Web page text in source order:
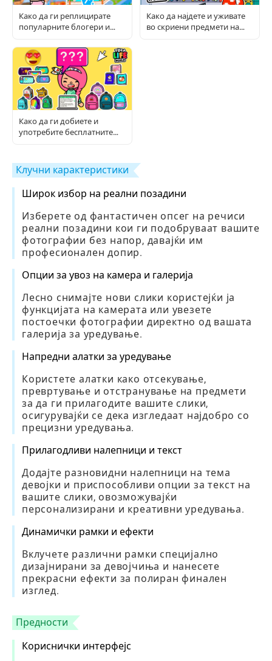
Како да ги реплицирате
популарните блогери и
Како да најдете и уживате
во скриени предмети на
Како да ги добиете и
употребите бесплатните
Клучни карактеристики
Широк избор на реални позадини
Изберете од фантастичен опсег на речиси
реални позадини кои ги подобруваат вашите
фотографии без напор, давајќи им
професионален допир.
Опции за увоз на камера и галерија
Лесно снимајте нови слики користејќи ја
функцијата на камерата или увезете
постоечки фотографии директно од вашата
галерија за уредување.
Напредни алатки за уредување
Користете алатки како отсекување,
превртување и отстранување на предмети
за да ги прилагодите вашите слики,
осигурувајќи се дека изгледаат најдобро со
прецизни уредувања.
Прилагодливи налепници и текст
Додајте разновидни налепници на тема
девојки и приспособливи опции за текст на
вашите слики, овозможувајќи
персонализирани и креативни уредувања.
Динамички рамки и ефекти
Вклучете различни рамки специјално
дизајнирани за девојчиња и нанесете
прекрасни ефекти за полиран финален
изглед.
Предности
Кориснички интерфејс